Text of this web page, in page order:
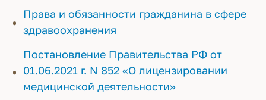
Права и обязанности гражданина в сфере
здравоохранения
Постановление Правительства РФ от
01.06.2021 г. N 852 «О лицензировании
медицинской деятельности»